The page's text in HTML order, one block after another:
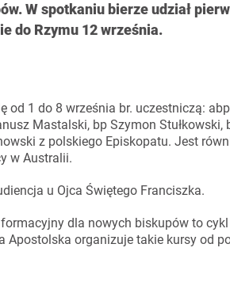
W spotkaniu bierze udział
do Rzymu 12 września.
1 do 8 września br. uczestniczą:
Mastalski, bp Szymon Stułkowski,
z polskiego Episkopatu. Jest
w Australii.
u Ojca Świętego Franciszka.
dla nowych biskupów to cykl
organizuje takie kursy od